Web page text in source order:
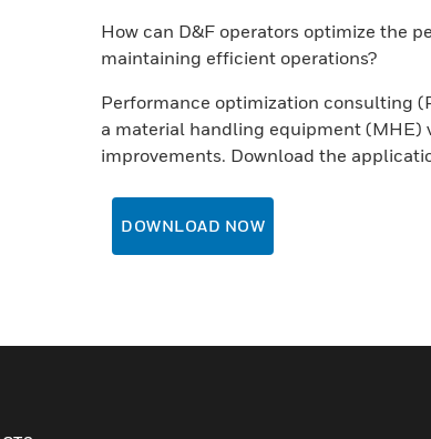
How can D&F operators optimize the
maintaining efficient operations?
Performance optimization consulting
a material handling equipment (MHE)
improvements. Download the
DOWNLOAD NOW